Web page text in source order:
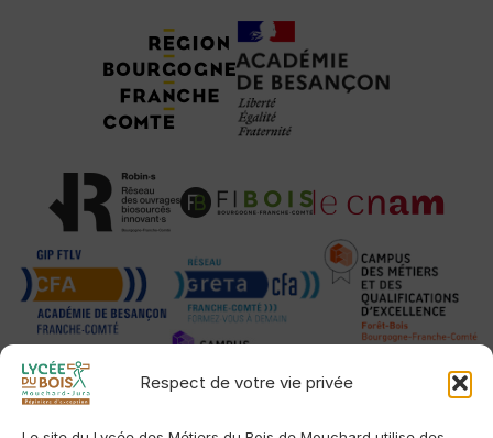
Respect de votre vie privée
Tuteurs, Partenaires et Certifications